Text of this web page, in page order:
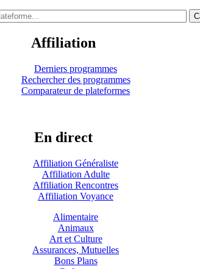
Affiliation
Derniers programmes
Rechercher des programmes
Comparateur de plateformes
En direct
Affiliation Généraliste
Affiliation Adulte
Affiliation Rencontres
Affiliation Voyance
Alimentaire
Animaux
Art et Culture
Assurances, Mutuelles
Bons Plans